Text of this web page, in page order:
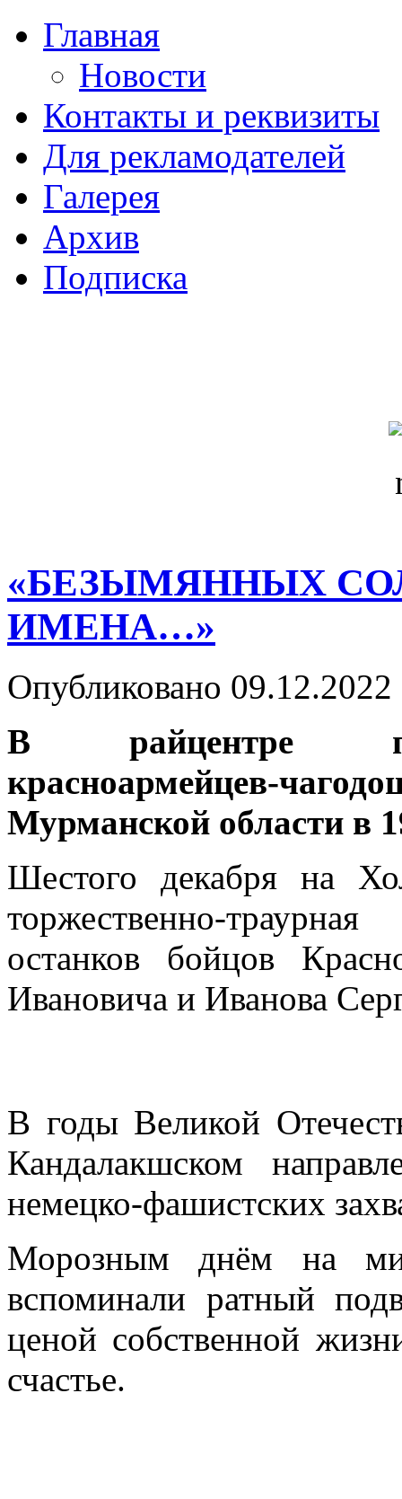
Главная
Новости
Контакты и реквизиты
Для рекламодателей
Галерея
Архив
Подписка
«БЕЗЫМЯННЫХ
ИМЕНА…»
Опубликовано
В райцентре
красноармейцев-
Мурманской области в
Шестого декабря на
торжественно-
останков бойцов
Ивановича и Иванова
В годы Великой
Кандалакшском
немецко-фашистских
Морозным днём на
вспоминали ратный
ценой собственной
счастье.